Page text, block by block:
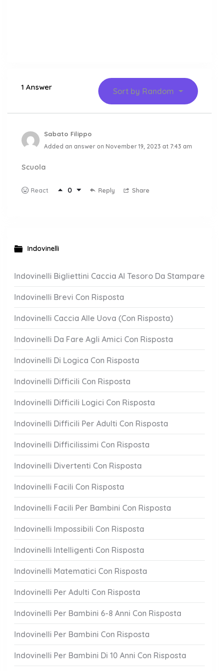
1 Answer Sort by Random
Sabato Filippo
Added an answer on November 19, 2023 at 7:43 am
Scuola
React 0 Reply Share
Indovinelli
Indovinelli Bigliettini Caccia Al Tesoro Da Stampare
Indovinelli Brevi Con Risposta
Indovinelli Caccia Alle Uova (Con Risposta)
Indovinelli Da Fare Agli Amici Con Risposta
Indovinelli Di Logica Con Risposta
Indovinelli Difficili Con Risposta
Indovinelli Difficili Logici Con Risposta
Indovinelli Difficili Per Adulti Con Risposta
Indovinelli Difficilissimi Con Risposta
Indovinelli Divertenti Con Risposta
Indovinelli Facili Con Risposta
Indovinelli Facili Per Bambini Con Risposta
Indovinelli Impossibili Con Risposta
Indovinelli Intelligenti Con Risposta
Indovinelli Matematici Con Risposta
Indovinelli Per Adulti Con Risposta
Indovinelli Per Bambini 6-8 Anni Con Risposta
Indovinelli Per Bambini Con Risposta
Indovinelli Per Bambini Di 10 Anni Con Risposta